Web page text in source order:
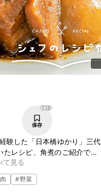
9815
保存
験した「日本橋ゆかり」三代
たレシピ、角煮のご紹介で
力鍋がなくてもお作りいた
。
て見る
#野菜